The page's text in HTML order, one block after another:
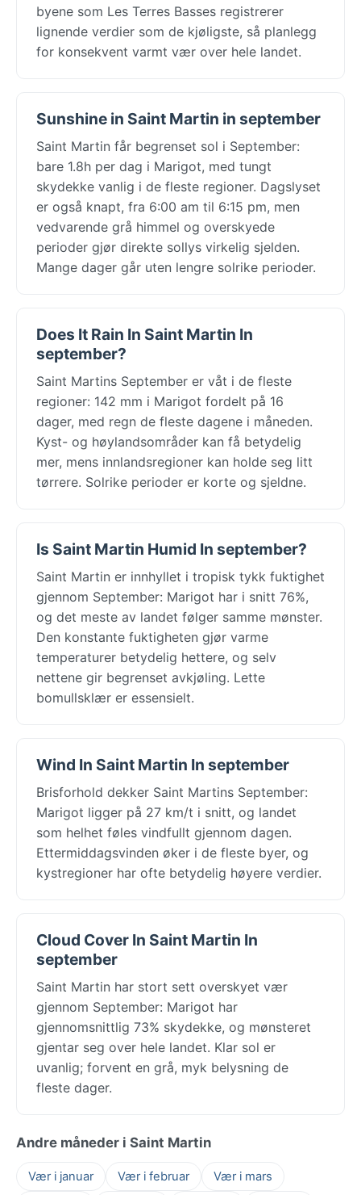
byene som Les Terres Basses registrerer
lignende verdier som de kjøligste, så planlegg
for konsekvent varmt vær over hele landet.
Sunshine in Saint Martin in september
Saint Martin får begrenset sol i September:
bare 1.8h per dag i Marigot, med tungt
skydekke vanlig i de fleste regioner. Dagslyset
er også knapt, fra 6:00 am til 6:15 pm, men
vedvarende grå himmel og overskyede
perioder gjør direkte sollys virkelig sjelden.
Mange dager går uten lengre solrike perioder.
Does It Rain In Saint Martin In
september?
Saint Martins September er våt i de fleste
regioner: 142 mm i Marigot fordelt på 16
dager, med regn de fleste dagene i måneden.
Kyst- og høylandsområder kan få betydelig
mer, mens innlandsregioner kan holde seg litt
tørrere. Solrike perioder er korte og sjeldne.
Is Saint Martin Humid In september?
Saint Martin er innhyllet i tropisk tykk fuktighet
gjennom September: Marigot har i snitt 76%,
og det meste av landet følger samme mønster.
Den konstante fuktigheten gjør varme
temperaturer betydelig hettere, og selv
nettene gir begrenset avkjøling. Lette
bomullsklær er essensielt.
Wind In Saint Martin In september
Brisforhold dekker Saint Martins September:
Marigot ligger på 27 km/t i snitt, og landet
som helhet føles vindfullt gjennom dagen.
Ettermiddagsvinden øker i de fleste byer, og
kystregioner har ofte betydelig høyere verdier.
Cloud Cover In Saint Martin In
september
Saint Martin har stort sett overskyet vær
gjennom September: Marigot har
gjennomsnittlig 73% skydekke, og mønsteret
gjentar seg over hele landet. Klar sol er
uvanlig; forvent en grå, myk belysning de
fleste dager.
Andre måneder i Saint Martin
Vær i januar Vær i februar Vær i mars